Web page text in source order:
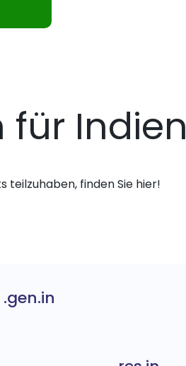
Indien
teilzuhaben, finden Sie hier!
.gen.in